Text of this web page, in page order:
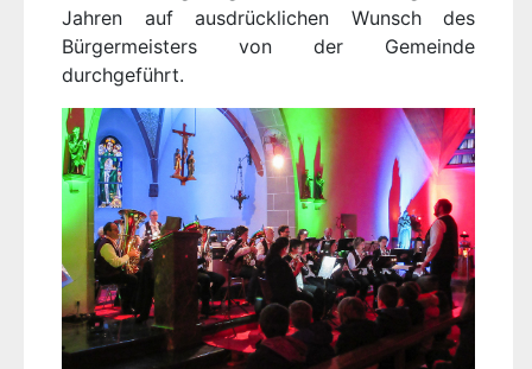
Jahren auf ausdrücklichen Wunsch des
Bürgermeisters von der Gemeinde
durchgeführt.